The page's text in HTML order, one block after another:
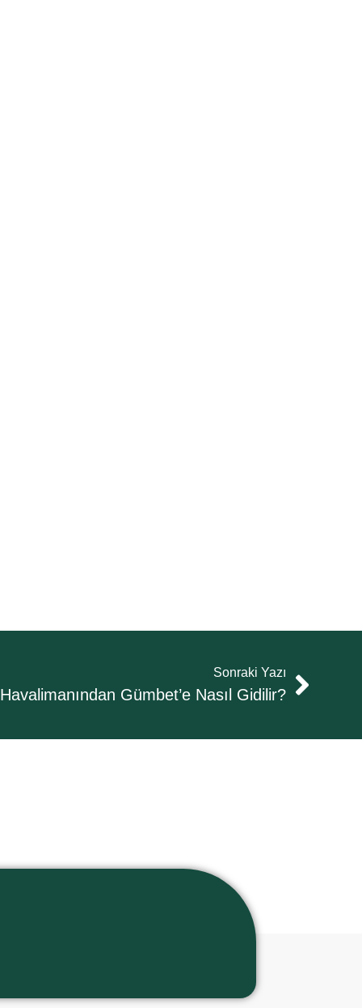
Sonraki Yazı
Gümbet’e Nasıl Gidilir?